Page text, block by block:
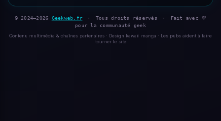
© 2024–2026 Geekweb.fr · Tous droits réservés ·
Fait avec 💜
pour la communauté geek
Contenu multimédia & chaînes partenaires · Design kawaii manga · Les pubs aident à faire
tourner le site